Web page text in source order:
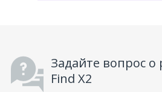
Задайте вопрос о
Find X2